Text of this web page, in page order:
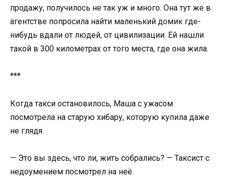
продажу, получилось не так уж и много. Она тут же в
агентстве попросила найти маленький домик где-
нибудь вдали от людей, от цивилизации. Ей нашли
такой в 300 километрах от того места, где она жила.
***
Когда такси остановилось, Маша с ужасом
посмотрела на старую хибару, которую купила даже
не глядя.
— Это вы здесь, что ли, жить собрались? — Таксист с
недоумением посмотрел на неё.